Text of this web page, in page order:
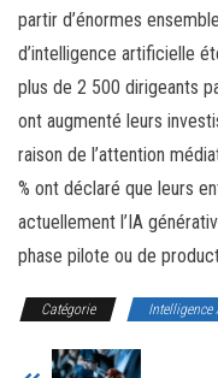
partir d’énormes
d’intelligence artificielle
plus de 2 500 dirigeants
ont augmenté leurs
raison de l’attention
% ont déclaré que leurs
actuellement l’IA
phase pilote ou de
Catégorie Intelligence